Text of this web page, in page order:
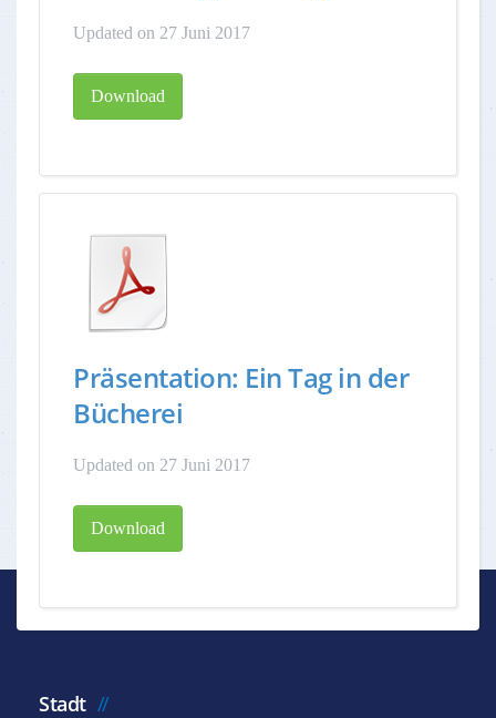
Updated on 27 Juni 2017
Download
Präsentation: Ein Tag in der
Bücherei
Updated on 27 Juni 2017
Download
Stadt